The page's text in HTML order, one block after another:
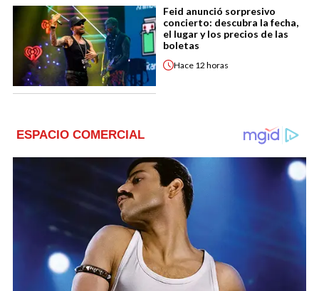
Feid anunció sorpresivo
concierto: descubra la fecha,
el lugar y los precios de las
boletas
Hace 12 horas